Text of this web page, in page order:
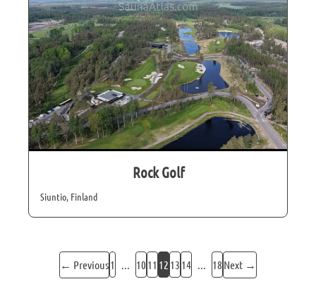
Rock Golf
Siuntio, Finland
← Previous1 ... 10 11 12 13 14 ... 18 Next →